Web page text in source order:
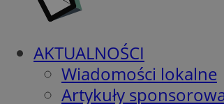
AKTUALNOŚCI
Wiadomości lokalne
Artykuły